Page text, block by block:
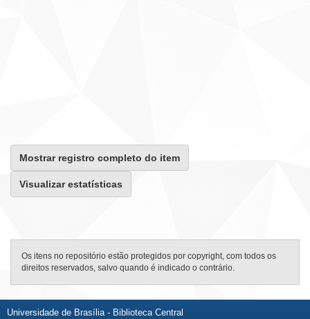
Mostrar registro completo do item
Visualizar estatísticas
Os itens no repositório estão protegidos por copyright, com todos os
direitos reservados, salvo quando é indicado o contrário.
Universidade de Brasília - Biblioteca Central